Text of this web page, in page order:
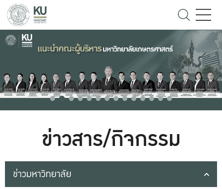
ข่าวสาร/กิจกรรม
ข่าวมหาวิทยาลัย